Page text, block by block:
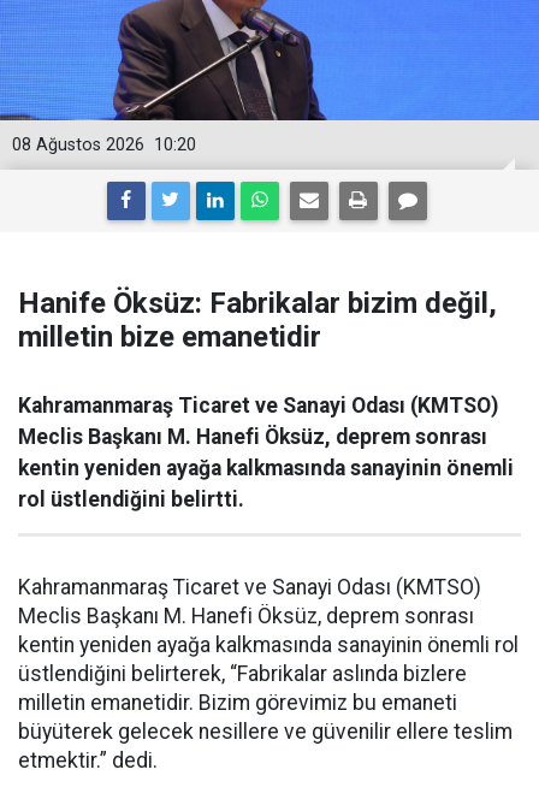
10:20
08 Ağustos 2026
Hanife Öksüz: Fabrikalar bizim değil,
milletin bize emanetidir
Kahramanmaraş Ticaret ve Sanayi Odası (KMTSO)
Meclis Başkanı M. Hanefi Öksüz, deprem sonrası
kentin yeniden ayağa kalkmasında sanayinin önemli
rol üstlendiğini belirtti.
Kahramanmaraş Ticaret ve Sanayi Odası (KMTSO)
Meclis Başkanı M. Hanefi Öksüz, deprem sonrası
kentin yeniden ayağa kalkmasında sanayinin önemli rol
üstlendiğini belirterek, “Fabrikalar aslında bizlere
milletin emanetidir. Bizim görevimiz bu emaneti
büyüterek gelecek nesillere ve güvenilir ellere teslim
etmektir.” dedi.